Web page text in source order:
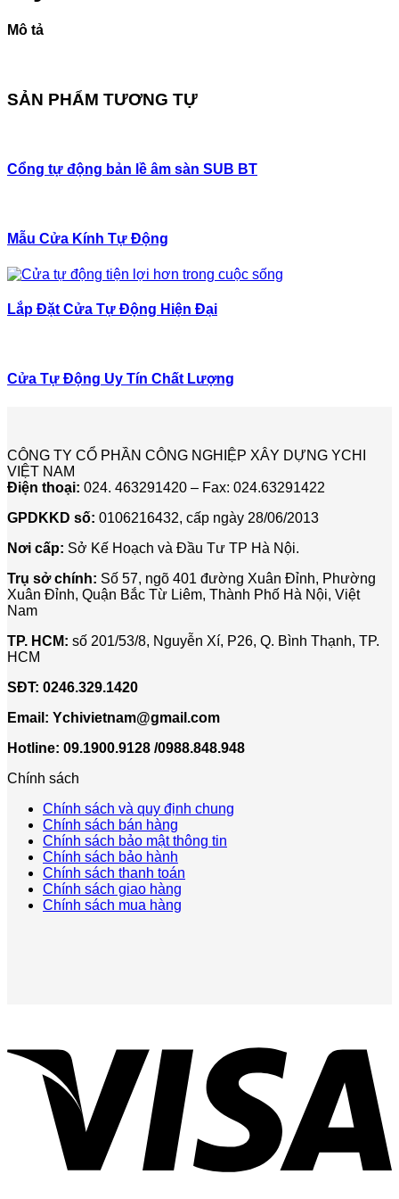
Mô tả
SẢN PHẨM TƯƠNG TỰ
Cổng tự động bản lề âm sàn SUB BT
Mẫu Cửa Kính Tự Động
Lắp Đặt Cửa Tự Động Hiện Đại
Cửa Tự Động Uy Tín Chất Lượng
CÔNG TY CỔ PHẦN CÔNG NGHIỆP XÂY DỰNG YCHI
VIỆT NAM
Điện thoại: 024. 463291420 – Fax: 024.63291422
GPDKKD số: 0106216432, cấp ngày 28/06/2013
Nơi cấp: Sở Kế Hoạch và Đầu Tư TP Hà Nội.
Trụ sở chính: Số 57, ngõ 401 đường Xuân Đỉnh, Phường
Xuân Đỉnh, Quận Bắc Từ Liêm, Thành Phố Hà Nội, Việt
Nam
TP. HCM: số 201/53/8, Nguyễn Xí, P26, Q. Bình Thạnh, TP.
HCM
SĐT: 0246.329.1420
Email: Ychivietnam@gmail.com
Hotline: 09.1900.9128 /0988.848.948
Chính sách
Chính sách và quy định chung
Chính sách bán hàng
Chính sách bảo mật thông tin
Chính sách bảo hành
Chính sách thanh toán
Chính sách giao hàng
Chính sách mua hàng